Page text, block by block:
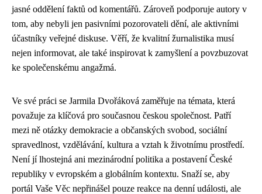
jasné oddělení faktů od komentářů. Zároveň podporuje autory v
tom, aby nebyli jen pasivními pozorovateli dění, ale aktivními
účastníky veřejné diskuse. Věří, že kvalitní žurnalistika musí
nejen informovat, ale také inspirovat k zamyšlení a povzbuzovat
ke společenskému angažmá.
Ve své práci se Jarmila Dvořáková zaměřuje na témata, která
považuje za klíčová pro současnou českou společnost. Patří
mezi ně otázky demokracie a občanských svobod, sociální
spravedlnost, vzdělávání, kultura a vztah k životnímu prostředí.
Není jí lhostejná ani mezinárodní politika a postavení České
republiky v evropském a globálním kontextu. Snaží se, aby
portál Vaše Věc nepřinášel pouze reakce na denní události, ale